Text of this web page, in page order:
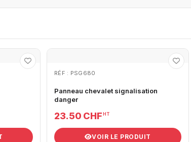
RÉF : PSG680
Panneau chevalet signalisation
danger
23.50 CHF HT
VOIR LE PRODUIT